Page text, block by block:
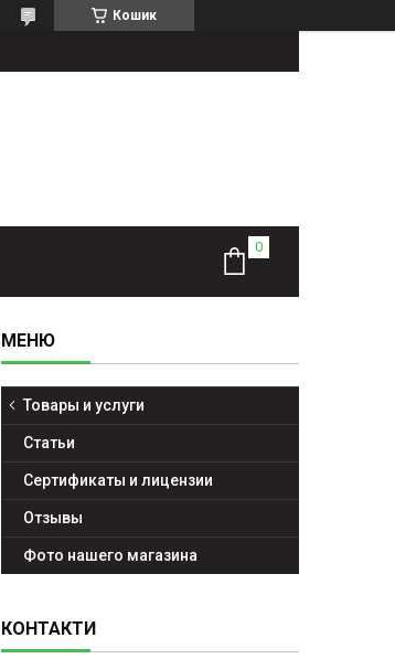
Кошик
Товары и услуги
Статьи
Сертификаты и лицензии
Отзывы
Фото нашего магазина
КОНТАКТИ